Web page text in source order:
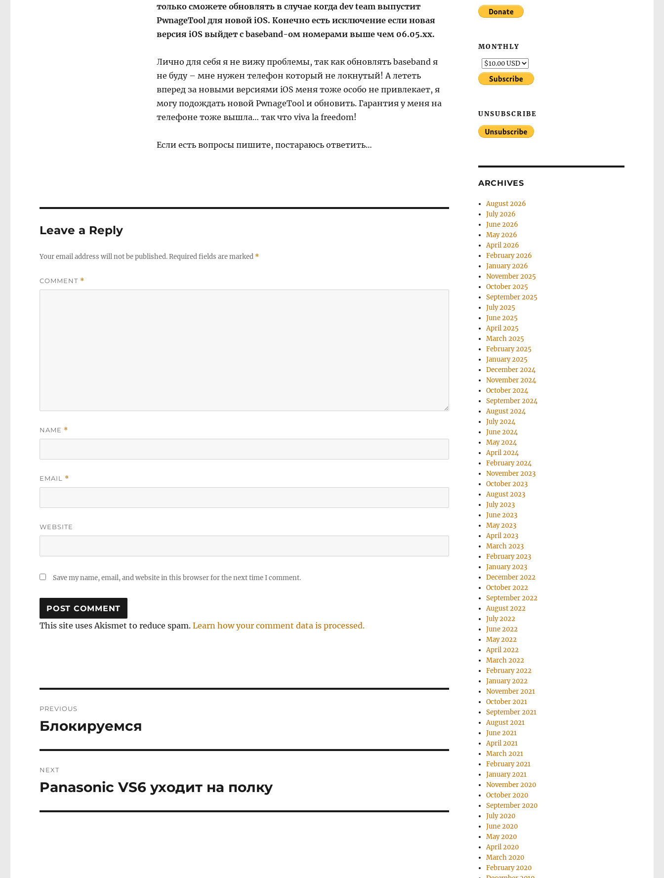
только сможете обновлять в случае когда dev team выпустит
PwnageTool для новой iOS. Конечно есть исключение если новая
версия iOS выйдет с baseband-ом номерами выше чем 06.05.хх.
Лично для себя я не вижу проблемы, так как обновлять baseband я
не буду – мне нужен телефон который не локнутый! А лететь
вперед за новыми версиями iOS меня тоже особо не привлекает, я
могу подождать новой PwnageTool и обновить. Гарантия у меня на
телефоне тоже вышла… так что viva la freedom!
Если есть вопросы пишите, постараюсь ответить…
Leave a Reply
Your email address will not be published.Required fields are marked *
COMMENT *
NAME *
EMAIL *
WEBSITE
Save my name, email, and website in this browser for the next time I comment.
This site uses Akismet to reduce spam.Learn how your comment data is processed.
navigation
PREVIOUS
Previous
Блокируемся
NEXT
Next
Panasonic VS6 уходит на полку
MONTHLY
UNSUBSCRIBE
ARCHIVES
August 2026
July 2026
June 2026
May 2026
April 2026
February 2026
January 2026
November 2025
October 2025
September 2025
July 2025
June 2025
April 2025
March 2025
February 2025
January 2025
December 2024
November 2024
October 2024
September 2024
August 2024
July 2024
June 2024
May 2024
April 2024
February 2024
November 2023
October 2023
August 2023
July 2023
June 2023
May 2023
April 2023
March 2023
February 2023
January 2023
December 2022
October 2022
September 2022
August 2022
July 2022
June 2022
May 2022
April 2022
March 2022
February 2022
January 2022
November 2021
October 2021
September 2021
August 2021
June 2021
April 2021
March 2021
February 2021
January 2021
November 2020
October 2020
September 2020
July 2020
June 2020
May 2020
April 2020
March 2020
February 2020